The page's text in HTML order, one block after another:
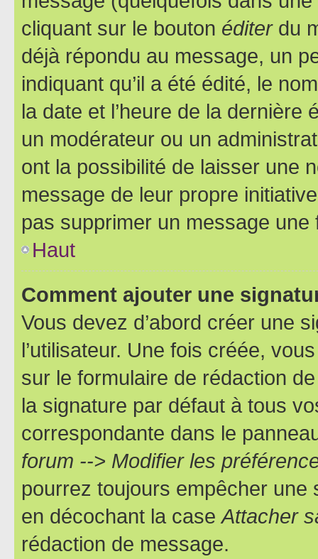
cliquant sur le bouton éditerdu
déjà répondu au message, un
indiquant qu’il a été édité, le
la date et l’heure de la dernière
un modérateur ou un
ont la possibilité de laisser une
message de leur propre
pas supprimer un message une
Haut
Comment ajouter une
Vous devez d’abord créer une
l’utilisateur. Une fois créée,
sur le formulaire de rédaction
la signature par défaut à tous
correspondante dans le
forum --> Modifier les
pourrez toujours empêcher une
en décochant la caseAttacher
rédaction de message.